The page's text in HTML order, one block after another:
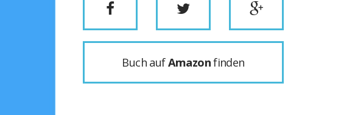
Buch aufAmazonfinden